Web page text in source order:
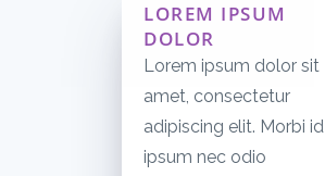
LOREM IPSUM
DOLOR
Lorem ipsum dolor sit
amet, consectetur
adipiscing elit. Morbi id
ipsum nec odio